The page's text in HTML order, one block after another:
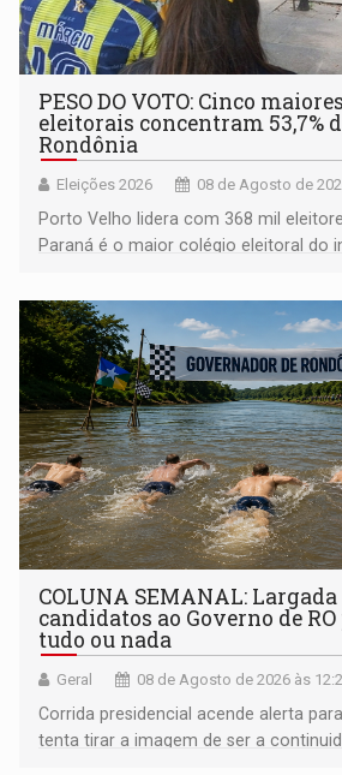
PESO DO VOTO: Cinco
eleitorais concentram 53,7%
Rondônia
Eleições 2026 08 de Agosto de
Porto Velho lidera com 368 mil
Paraná é o maior colégio eleitoral do
COLUNA SEMANAL:
candidatos ao Governo de
tudo ou nada
Geral 08 de Agosto de 2026 às
Corrida presidencial acende alerta
tenta tirar a imagem de ser a